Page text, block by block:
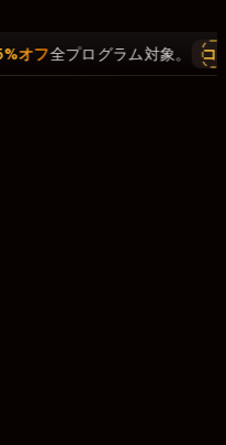
全プログラム対象。 コード: